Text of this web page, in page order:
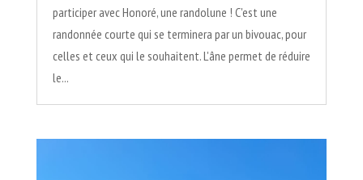
participer avec Honoré, une randolune ! C'est une
randonnée courte qui se terminera par un bivouac, pour
celles et ceux qui le souhaitent. L'âne permet de réduire
le...